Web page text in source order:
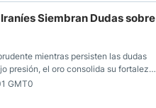
Siembran Dudas sobre
mientras persisten las dudas
presión, el oro consolida su fortaleza
económicas desde Estados
GMT0